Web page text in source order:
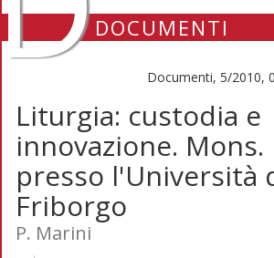
DOCUMENTI
Documenti, 5/2010,
Liturgia: custodia e
innovazione. Mons.
presso l'Università
Friborgo
P. Marini